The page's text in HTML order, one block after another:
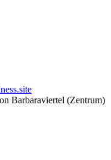
Barbaraviertel (Zentrum)